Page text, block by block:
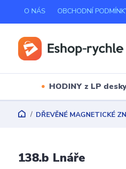
O NÁS OBCHODNÍ
HODINY z LP
DŘEVĚNÉ MAGNETICKÉ
138.b Lnáře